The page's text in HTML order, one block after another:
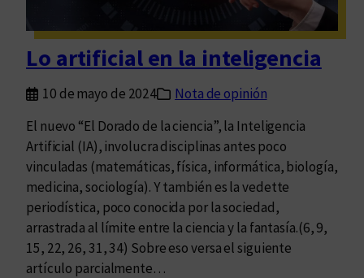
o
l
i
b
r
a
l
e
s
e
n
l
f
a
g
m
e
n
t
Lo artificial en la inteligencia
10 de mayo de 2024
Nota de opinión
El nuevo “El Dorado de la ciencia”, la Inteligencia
Artificial (IA), involucra disciplinas antes poco
vinculadas (matemáticas, física, informática, biología,
medicina, sociología). Y también es la vedette
periodística, poco conocida por la sociedad,
arrastrada al límite entre la ciencia y la fantasía.(6, 9,
15, 22, 26, 31, 34) Sobre eso versa el siguiente
artículo parcialmente…